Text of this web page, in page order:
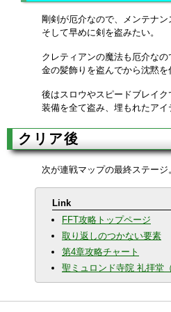
剛剣が厄介なので、メンテナン
そして早めに剣を盗みたい。
クレティアンの魔法も厄介なの
金の髪飾りを盗んでから沈黙を
後はスロウやスピードブレイ
装備を全て盗み、埋もれたアイ
クリア後
次が連戦マップの最終ステージ
Link
FFT攻略トップページ
取り返しのつかない要素
第4章攻略チャート
聖ミュロンド寺院 礼拝堂